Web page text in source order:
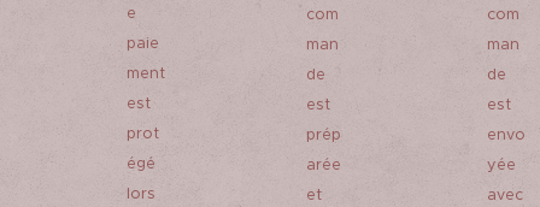
e
paie
ment
est
prot
égé
lors
com
man
de
est
prép
arée
et
com
man
de
est
envo
yée
avec